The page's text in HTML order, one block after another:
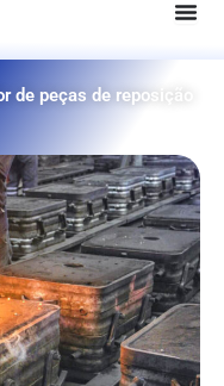
de peças de reposição